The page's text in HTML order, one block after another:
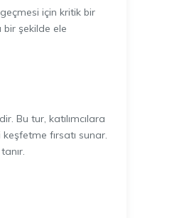
için kritik bir
bir şekilde ele
Bu tur, katılımcılara
fırsatı sunar.